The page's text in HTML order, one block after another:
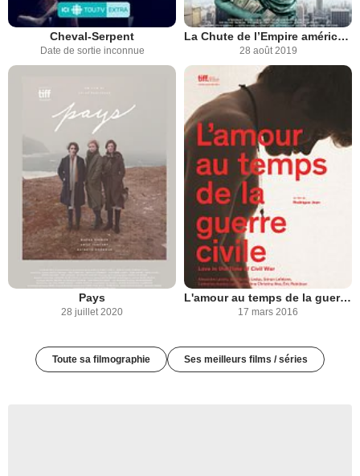
Cheval-Serpent
Date de sortie inconnue
La Chute de l’Empire américain
28 août 2019
Pays
28 juillet 2020
L'amour au temps de la guerre civile
17 mars 2016
Toute sa filmographie Ses meilleurs films / séries